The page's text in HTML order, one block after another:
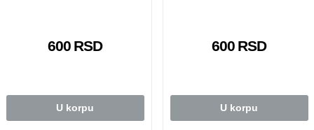
600 RSD
U korpu
600 RSD
U korpu